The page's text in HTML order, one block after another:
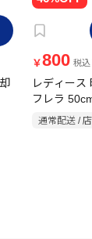
￥800 税込
レディース
フレラ
通常配送 /